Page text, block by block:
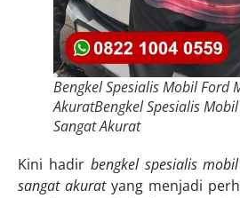
Bengkel Spesialis Mobil Ford
AkuratBengkel Spesialis
Sangat Akurat
Kini hadir bengkel spesialis
sangat akuratyang menjadi